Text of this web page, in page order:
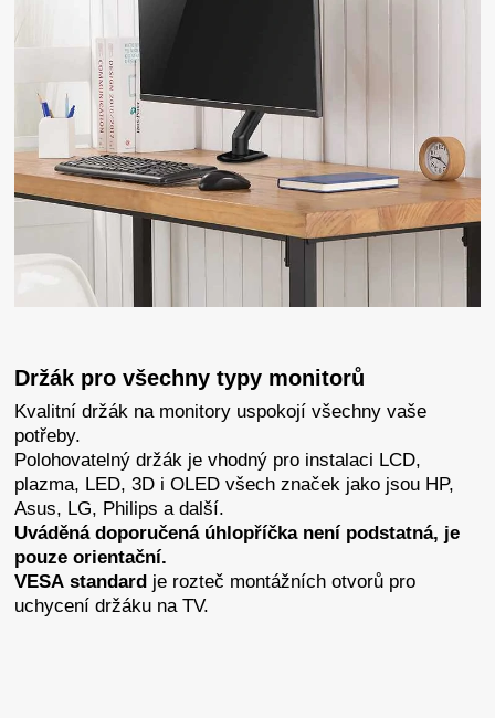
Držák pro všechny typy monitorů
Kvalitní držák na monitory uspokojí všechny vaše
potřeby.
Polohovatelný držák je vhodný pro instalaci LCD,
plazma, LED, 3D i OLED všech značek jako jsou HP,
Asus, LG, Philips a další.
Uváděná doporučená úhlopříčka není podstatná, je
pouze orientační.
VESA standard je rozteč montážních otvorů pro
uchycení držáku na TV.